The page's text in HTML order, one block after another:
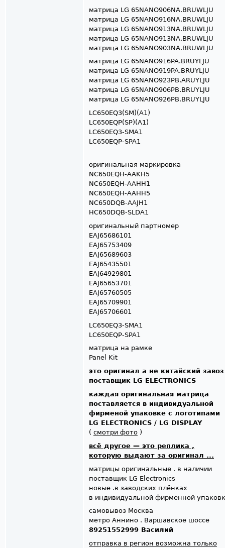
матрица LG 65NANO906NA.BRUWLJU
матрица LG 65NANO916NA.BRUWLJU
матрица LG 65NANO913NA.BRUWLJU
матрица LG 65NANO913NA.BRUWLJU
матрица LG 65NANO903NA.BRUWLJU
матрица LG 65NANO916PA.BRUYLJU
матрица LG 65NANO919PA.BRUYLJU
матрица LG 65NANO923PB.ARUYLJU
матрица LG 65NANO906PB.BRUYLJU
матрица LG 65NANO926PB.BRUYLJU
LC650EQ3(SM)(A1)
LC650EQP(SP)(A1)
LC650EQ3-SMA1
LC650EQP-SPA1
оригинальная маркировка
NC650EQH-AAKH5
NC650EQH-AAHH1
NC650EQH-AAHH5
NC650DQB-AAJH1
HC650DQB-SLDA1
оригинальный партномер
EAJ65686101
EAJ65753409
EAJ65689603
EAJ65435501
EAJ64929801
EAJ65653701
EAJ65760505
EAJ65709901
EAJ65706601
LC650EQ3-SMA1
LC650EQP-SPA1
матрица на рамке
Panel Kit
это оригинал а не китайский завоз
поставщик LG ELECTRONICS
каждая оригинальная матрица
поставляется в индивидуальной
фирменой упаковке с логотипами
LG ELECTRONICS / LG DISPLAY
( смотри фото )
всё другое — это реплика ,
которую выдают за оригинал ...
матрицы оригинальные . в наличии
поставщик LG Electronics
новые .в заводских плёнках
в индивидуальной фирменной
самовывоз Москва
метро Аннино . Варшавское шоссе
89251552999 Василий
отправка в регион возможна только